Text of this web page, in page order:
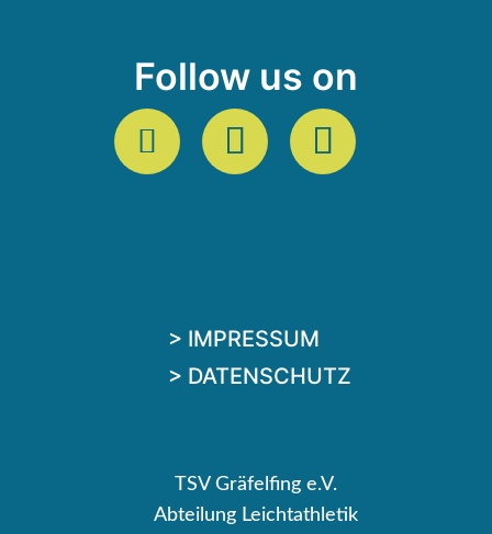
Follow us on
> IMPRESSUM
> DATENSCHUTZ
TSV Gräfelfing e.V.
Abteilung Leichtathletik